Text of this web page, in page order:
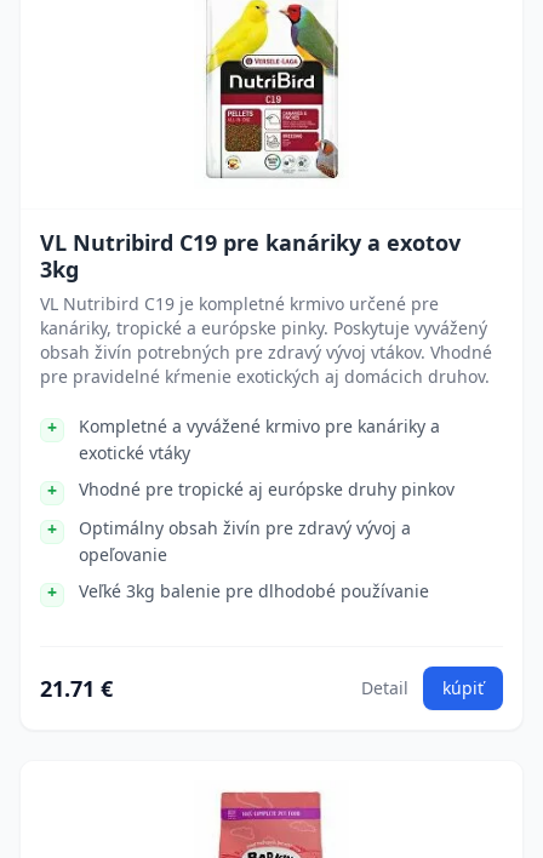
VL Nutribird C19 pre kanáriky a exotov
3kg
VL Nutribird C19 je kompletné krmivo určené pre
kanáriky, tropické a európske pinky. Poskytuje vyvážený
obsah živín potrebných pre zdravý vývoj vtákov. Vhodné
pre pravidelné kŕmenie exotických aj domácich druhov.
Kompletné a vyvážené krmivo pre kanáriky a
exotické vtáky
Vhodné pre tropické aj európske druhy pinkov
Optimálny obsah živín pre zdravý vývoj a
opeľovanie
Veľké 3kg balenie pre dlhodobé používanie
21.71 € Detail kúpiť